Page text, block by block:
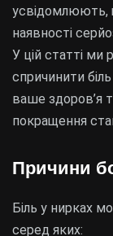
усвідомлюють,
наявності
У цій статті ми
спричинити
ваше здоров’я
покращення
Причини
Біль у нирках
серед яких: